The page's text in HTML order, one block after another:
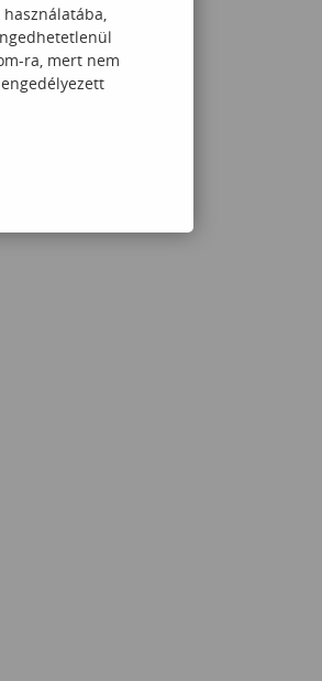
ra, mert nem